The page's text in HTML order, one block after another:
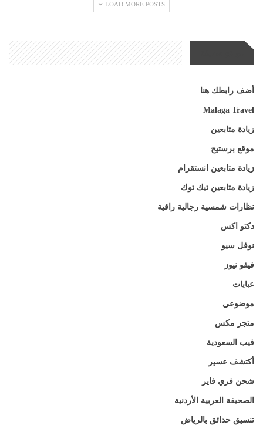
LOAD MORE POSTS
أضف رابطك هنا
Malaga Travel
زيادة متابعين
موقع برستيج
زيادة متابعين انستقرام
زيادة متابعين تيك توك
نظارات شمسية رجالية راقية
دكتو اكس
نوفل سيو
فيفو نيوز
عبايات
موضوعي
متجر مكس
فيب السعودية
أكتشف عسير
شحن فري فاير
الصحيفة العربية الأردنية
تنسيق حدائق بالرياض